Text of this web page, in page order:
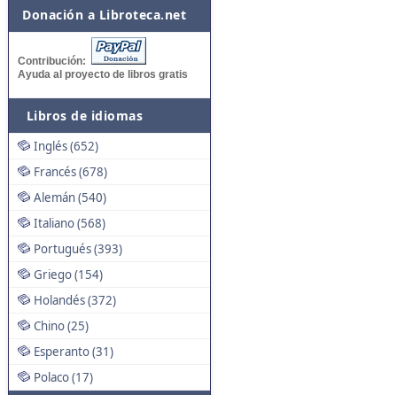
Donación a Libroteca.net
Contribución:
Ayuda al proyecto de libros gratis
Libros de idiomas
Inglés (652)
Francés (678)
Alemán (540)
Italiano (568)
Portugués (393)
Griego (154)
Holandés (372)
Chino (25)
Esperanto (31)
Polaco (17)